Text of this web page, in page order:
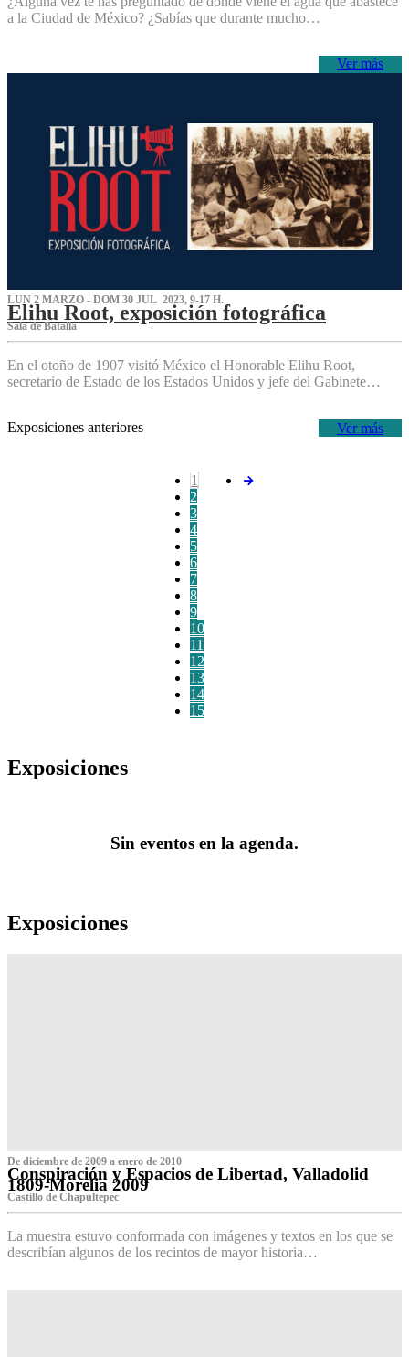
a la Ciudad de México? ¿Sabías que durante mucho…
Ver más
LUN 2 MARZO - DOM 30 JUL 2023, 9-17 H.
Elihu Root, exposición fotográfica
Sala de Batalla
En el otoño de 1907 visitó México el Honorable Elihu Root,
secretario de Estado de los Estados Unidos y jefe del Gabinete…
Ver más
Exposiciones anteriores
1
2
3
4
5
6
7
8
9
10
11
12
13
14
15
Exposiciones
Sin eventos en la agenda.
Exposiciones
De diciembre de 2009 a enero de 2010
Conspiración y Espacios de Libertad, Valladolid
1809-Morelia 2009
Castillo de Chapultepec
La muestra estuvo conformada con imágenes y textos en los que se
describían algunos de los recintos de mayor historia…